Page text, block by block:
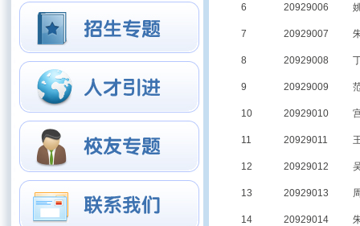
6 20929006
7 20929007
8 20929008
9 20929009
10 20929010
11 20929011
12 20929012
13 20929013
14 20929014